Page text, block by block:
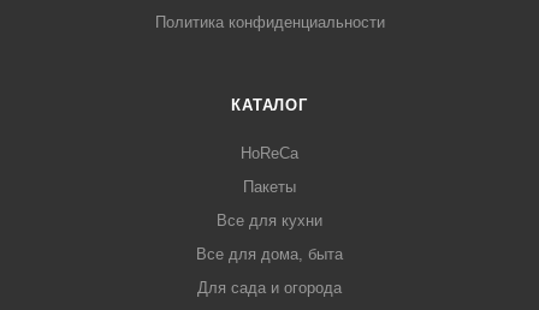
Политика конфиденциальности
КАТАЛОГ
HoReCa
Пакеты
Все для кухни
Все для дома, быта
Для сада и огорода